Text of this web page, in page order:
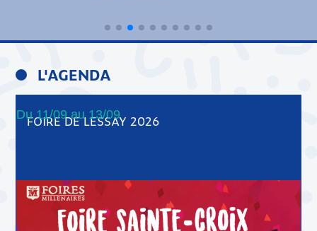
L'AGENDA
Du 11/09 au 13/09
FOIRE DE LESSAY 2026